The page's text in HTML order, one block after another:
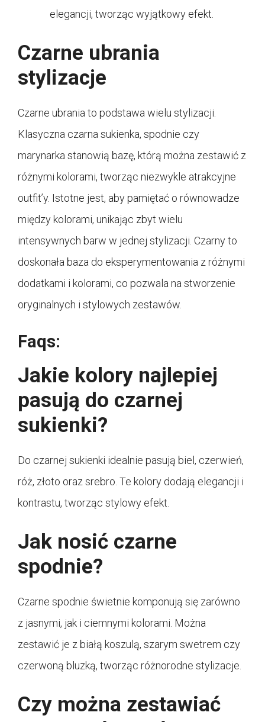
elegancji, tworząc wyjątkowy efekt.
Czarne ubrania
stylizacje
Czarne ubrania to podstawa wielu stylizacji.
Klasyczna czarna sukienka, spodnie czy
marynarka stanowią bazę, którą można zestawić z
różnymi kolorami, tworząc niezwykle atrakcyjne
outfit’y. Istotne jest, aby pamiętać o równowadze
między kolorami, unikając zbyt wielu
intensywnych barw w jednej stylizacji. Czarny to
doskonała baza do eksperymentowania z różnymi
dodatkami i kolorami, co pozwala na stworzenie
oryginalnych i stylowych zestawów.
Faqs:
Jakie kolory najlepiej
pasują do czarnej
sukienki?
Do czarnej sukienki idealnie pasują biel, czerwień,
róż, złoto oraz srebro. Te kolory dodają elegancji i
kontrastu, tworząc stylowy efekt.
Jak nosić czarne
spodnie?
Czarne spodnie świetnie komponują się zarówno
z jasnymi, jak i ciemnymi kolorami. Można
zestawić je z białą koszulą, szarym swetrem czy
czerwoną bluzką, tworząc różnorodne stylizacje.
Czy można zestawiać